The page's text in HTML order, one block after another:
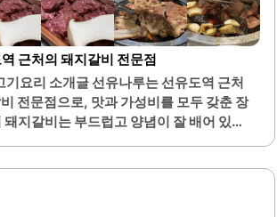
은 배달 서비스도 제공하여, 집에서도 편
수 있습니다.내부는 아늑한 분위기로, 가
친구들과 함께 방문하기에 적합합니다. 메
되어 있어 선택의 폭이 넓습니다. 특히, 반
한 옵션도 제공하여 고객의 다양한 요구
격대는 합리적이며, 양도 넉넉하여 만족
할 수 있습니다...
근처의 돼지갈비 전문점
요리 소개글 선유나루는 선유도역 근처
전문점으로, 맛과 가성비를 모두 갖춘 장
지갈비는 부드럽고 양념이 잘 배어 있어